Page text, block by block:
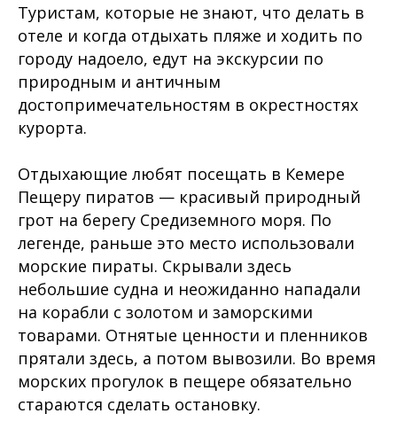
Туристам, которые не знают, что делать в
отеле и когда отдыхать пляже и ходить по
городу надоело, едут на экскурсии по
природным и античным
достопримечательностям в окрестностях
курорта.
Отдыхающие любят посещать в Кемере
Пещеру пиратов — красивый природный
грот на берегу Средиземного моря. По
легенде, раньше это место использовали
морские пираты. Скрывали здесь
небольшие судна и неожиданно нападали
на корабли с золотом и заморскими
товарами. Отнятые ценности и пленников
прятали здесь, а потом вывозили. Во время
морских прогулок в пещере обязательно
стараются сделать остановку.